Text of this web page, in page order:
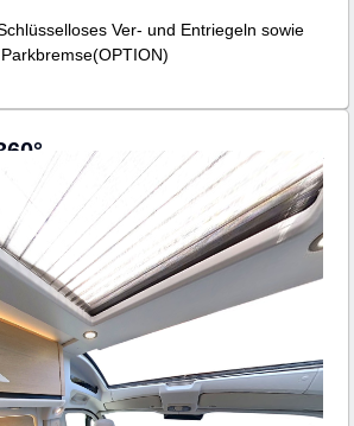
Ver- und Entriegeln sowie